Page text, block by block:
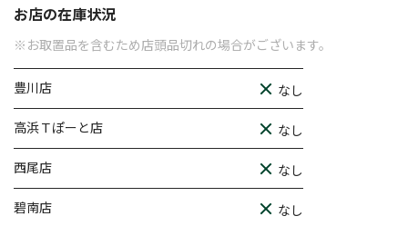
お店の在庫状況
※お取置品を含むため店頭品切れの場合がございます。
豊川店 なし
高浜Ｔぽーと店 なし
西尾店 なし
碧南店 なし